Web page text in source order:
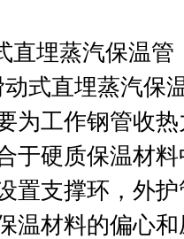
直埋蒸汽保温管
动式直埋蒸汽保
为工作钢管收
于硬质保温材
置支撑环，外
温材料的偏心和